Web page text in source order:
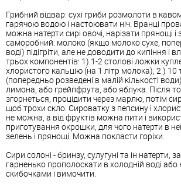
Грибний відвар: сухі гриби розмолоти в
гарячою водою і настоювати ніч. Вранці
можна натерти сирі овочі, нарізати прянощі і
саморобний: молоко (якщо молоко сухе,
воді) підігріти, але не доводити до кипіння і
трьох компонентів: 1) 1-2 столові ложки
хлористого кальцію (на 1 літр молока), 2 ) 10
(попередньо розведені в малій кількості
лимона, або грейпфрута, або яблука. Після
згорнеться, процідити через марлю, потім
щоб трохи скло. Сироватку з пепсину і
не можна, а від фруктів можна пити і
приготування окрошки, для чого натерти в
зелень і прянощі. Можна покласти горіхи.
Сири солоні - бринзу, сулугуні та ін натерти,
гарненько прополоскати в холодній воді або
скибочками і вимочити.